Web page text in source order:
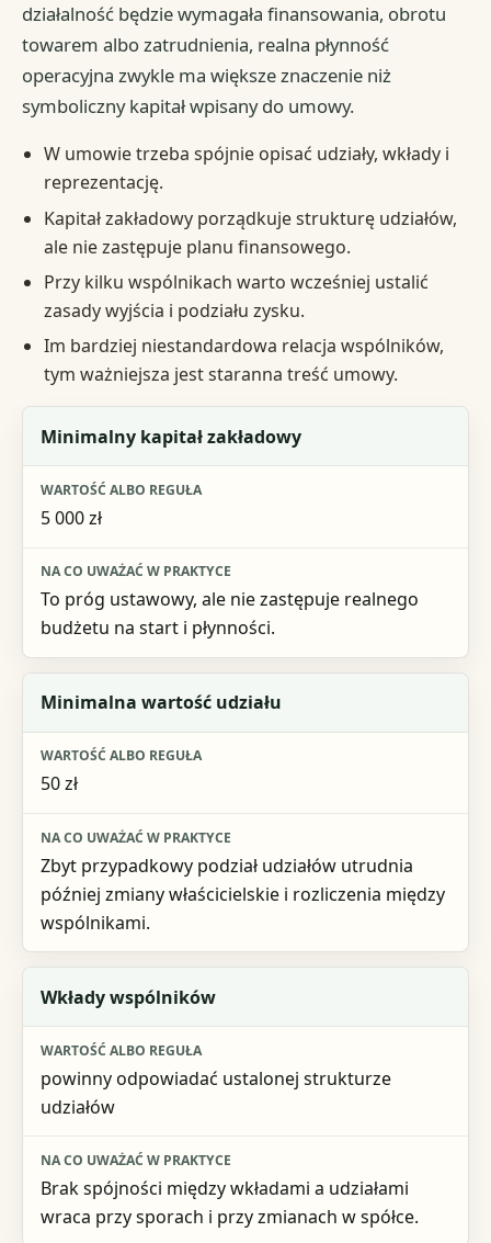
działalność będzie wymagała finansowania, obrotu
towarem albo zatrudnienia, realna płynność
operacyjna zwykle ma większe znaczenie niż
symboliczny kapitał wpisany do umowy.
W umowie trzeba spójnie opisać udziały, wkłady i
reprezentację.
Kapitał zakładowy porządkuje strukturę udziałów,
ale nie zastępuje planu finansowego.
Przy kilku wspólnikach warto wcześniej ustalić
zasady wyjścia i podziału zysku.
Im bardziej niestandardowa relacja wspólników,
tym ważniejsza jest staranna treść umowy.
Element umowy lub kapitału
Wartość albo reguła
Minimalny kapitał zakładowy
5 000 zł
To próg ustawowy, ale nie zastępuje realnego
budżetu na start i płynności.
Minimalna wartość udziału
50 zł
Zbyt przypadkowy podział udziałów utrudnia
później zmiany właścicielskie i rozliczenia między
wspólnikami.
Wkłady wspólników
powinny odpowiadać ustalonej strukturze
udziałów
Brak spójności między wkładami a udziałami
wraca przy sporach i przy zmianach w spółce.